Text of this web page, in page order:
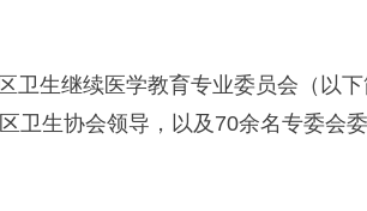
卫生继续医学教育专业委员会（以
卫生协会领导，以及70余名专委会